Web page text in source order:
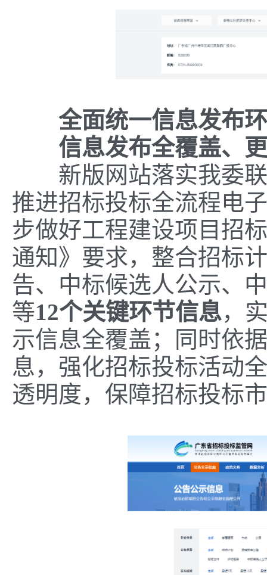
全面统一信息发布
信息发布全覆盖、
新版网站落实我委联
推进招标投标全流程电
步做好工程建设项目招
通知》要求，整合招标
告、中标候选人公示、
等12个关键环节信息，
示信息全覆盖；同时依
息，强化招标投标活动
透明度，保障招标投标